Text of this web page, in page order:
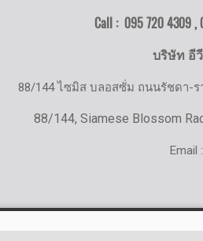
Call : 095 720 4309 ,
บริษัท อีวี
88/144 ไซมิส บลอสซั่ม ถนนรัชดา-
88/144, Siamese Blossom
Email